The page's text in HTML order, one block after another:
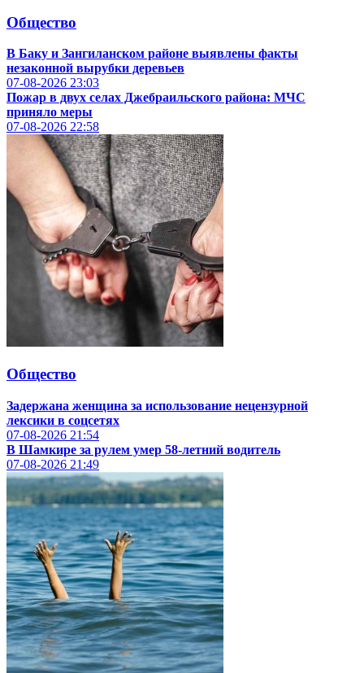
Общество
В Баку и Зангиланском районе выявлены факты
незаконной вырубки деревьев
07-08-2026 23:03
Пожар в двух селах Джебраильского района: МЧС
приняло меры
07-08-2026 22:58
Общество
Задержана женщина за использование нецензурной
лексики в соцсетях
07-08-2026 21:54
В Шамкире за рулем умер 58-летний водитель
07-08-2026 21:49